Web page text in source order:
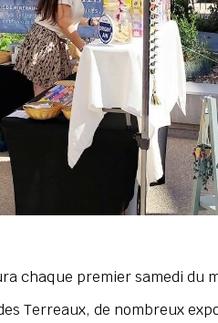
chaque premier samedi du
Terreaux, de nombreux